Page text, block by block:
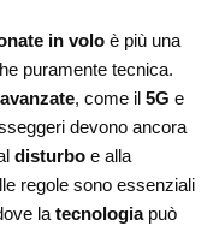
in volo è più una
puramente tecnica.
, come il5G e
devono ancora
disturbo e alla
regole sono essenziali
latecnologiapuò